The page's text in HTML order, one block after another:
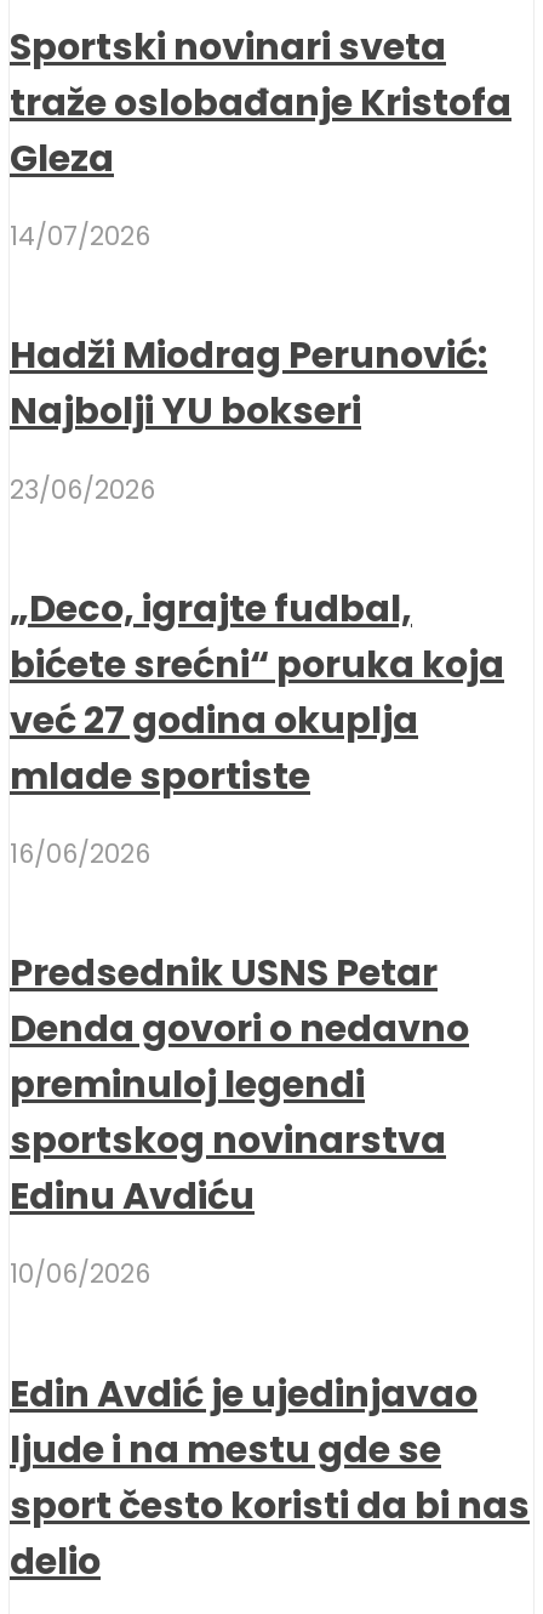
Sportski novinari sveta
traže oslobađanje Kristofa
Gleza
14/07/2026
Hadži Miodrag Perunović:
Najbolji YU bokseri
23/06/2026
„Deco, igrajte fudbal,
bićete srećni“ poruka koja
već 27 godina okuplja
mlade sportiste
16/06/2026
Predsednik USNS Petar
Denda govori o nedavno
preminuloj legendi
sportskog novinarstva
Edinu Avdiću
10/06/2026
Edin Avdić je ujedinjavao
ljude i na mestu gde se
sport često koristi da bi nas
delio